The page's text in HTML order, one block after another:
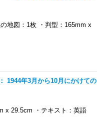
地図：1枚 ・判型：165mm x
1944年3月から10月にかけての
x 29.5cm ・テキスト：英語